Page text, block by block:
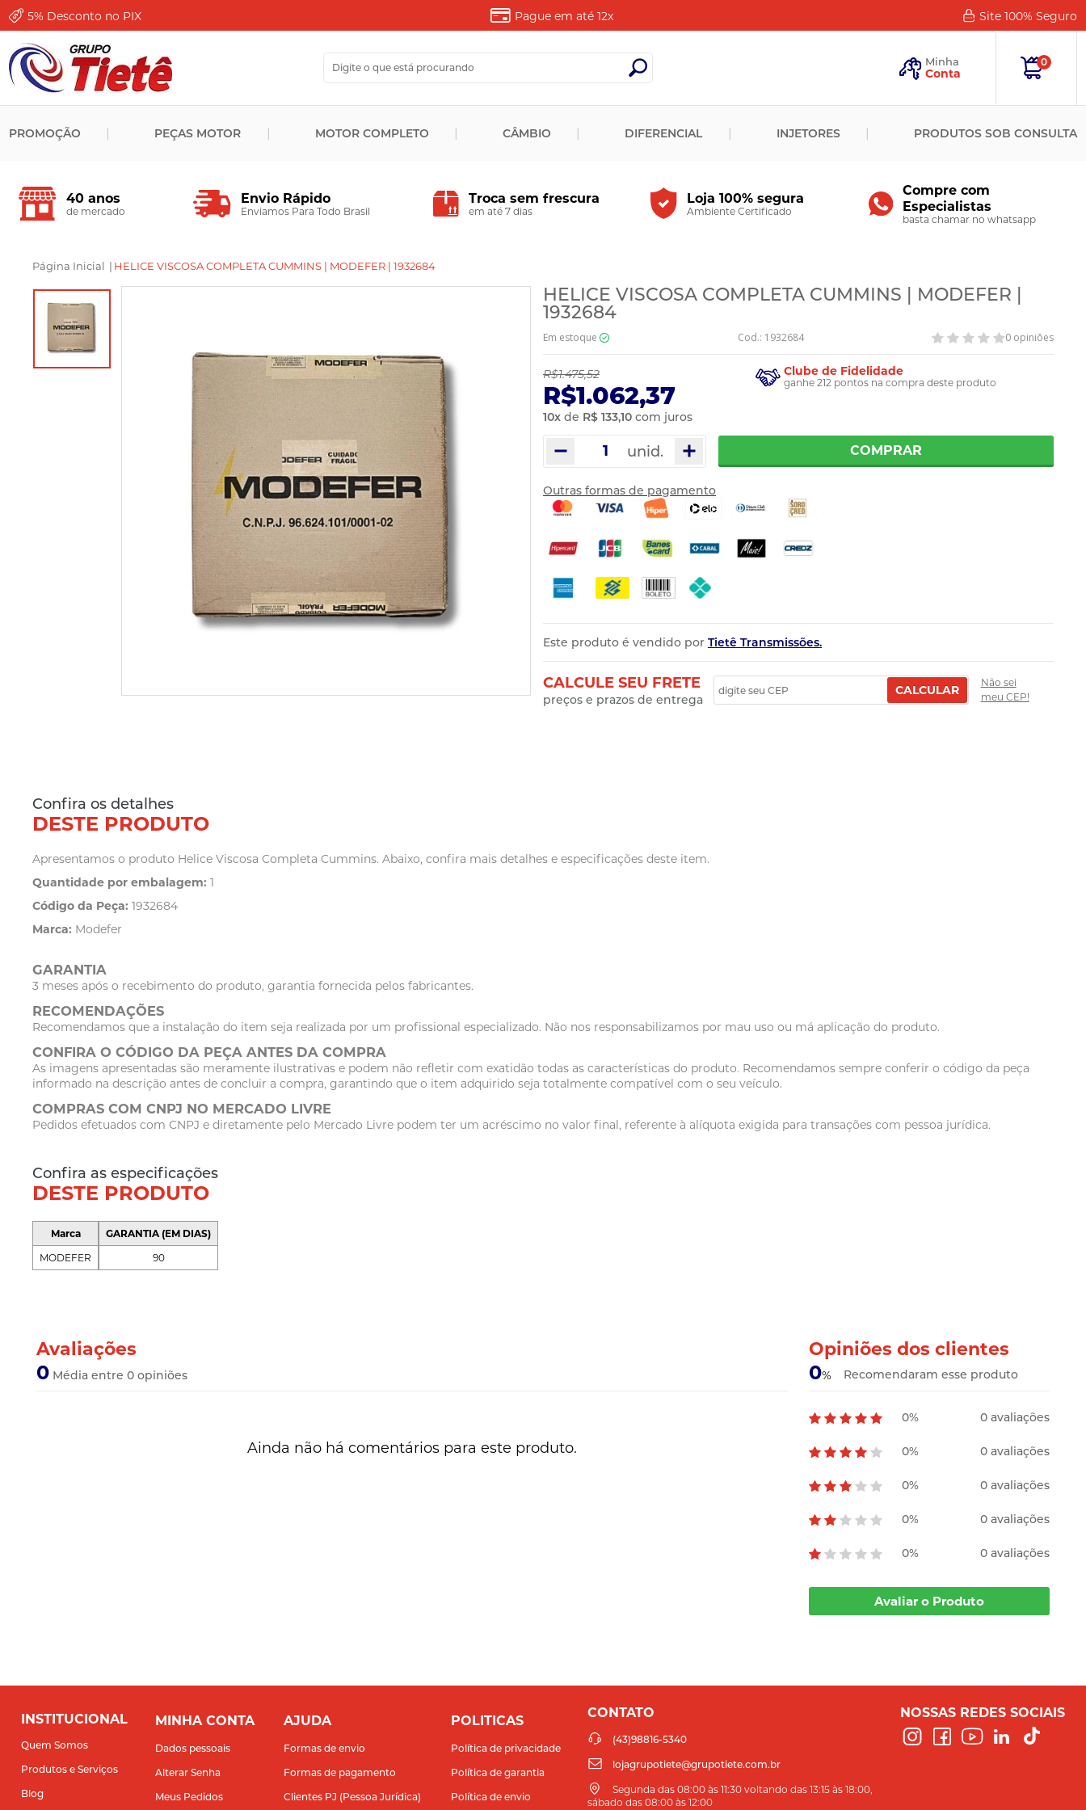
5% Desconto no PIX Pague em até 12x Site 100% Seguro
Minha
Conta
Senha?
Novo
CADASTRAR
0
PROMOÇÃO PEÇAS MOTOR MOTOR COMPLETO CÂMBIO DIFERENCIAL INJETORES PRODUTOS SOB CONSULTA
40 anos
de mercado
Envio Rápido
Enviamos Para Todo Brasil
Troca sem frescura
em até 7 dias
Loja 100% segura
Ambiente Certificado
Compre com
Especialistas
basta chamar no whatsapp
Página Inicial | HELICE VISCOSA COMPLETA CUMMINS | MODEFER | 1932684
HELICE VISCOSA COMPLETA CUMMINS | MODEFER |
1932684
Em estoque Cod.: 1932684 0 opiniões
R$1.475,52
R$1.062,37
10x de R$ 133,10 com juros
Clube de Fidelidade
ganhe 212 pontos na compra deste produto
unid. COMPRAR
Outras formas de pagamento
Este produto é vendido por Tietê Transmissões.
CALCULE SEU FRETE
preços e prazos de entrega
CALCULAR
Não sei
meu CEP!
Confira os detalhes
DESTE PRODUTO
Apresentamos o produto Helice Viscosa Completa Cummins. Abaixo, confira mais detalhes e especificações deste item.
Quantidade por embalagem: 1
Código da Peça: 1932684
Marca: Modefer
GARANTIA
3 meses após o recebimento do produto, garantia fornecida pelos fabricantes.
RECOMENDAÇÕES
Recomendamos que a instalação do item seja realizada por um profissional especializado. Não nos responsabilizamos por mau uso ou má aplicação do produto.
CONFIRA O CÓDIGO DA PEÇA ANTES DA COMPRA
As imagens apresentadas são meramente ilustrativas e podem não refletir com exatidão todas as características do produto. Recomendamos sempre conferir o código da peça
informado na descrição antes de concluir a compra, garantindo que o item adquirido seja totalmente compatível com o seu veículo.
COMPRAS COM CNPJ NO MERCADO LIVRE
Pedidos efetuados com CNPJ e diretamente pelo Mercado Livre podem ter um acréscimo no valor final, referente à alíquota exigida para transações com pessoa jurídica.
Confira as especificações
DESTE PRODUTO
Marca
MODEFER
GARANTIA (EM DIAS)
90
Avaliações
0 Média entre 0 opiniões
Ainda não há comentários para este produto.
Opiniões dos clientes
0% Recomendaram esse produto
0% 0 avaliações
0% 0 avaliações
0% 0 avaliações
0% 0 avaliações
0% 0 avaliações
Avaliar o Produto
INSTITUCIONAL
Quem Somos
Produtos e Serviços
Blog
MINHA CONTA
Dados pessoais
Alterar Senha
Meus Pedidos
AJUDA
Formas de envio
Formas de pagamento
Clientes PJ (Pessoa Jurídica)
POLITICAS
Política de privacidade
Política de garantia
Política de envio
CONTATO
(43)98816-5340
lojagrupotiete@grupotiete.com.br
Segunda das 08:00 às 11:30 voltando das 13:15 às 18:00,
sábado das 08:00 às 12:00
NOSSAS REDES SOCIAIS